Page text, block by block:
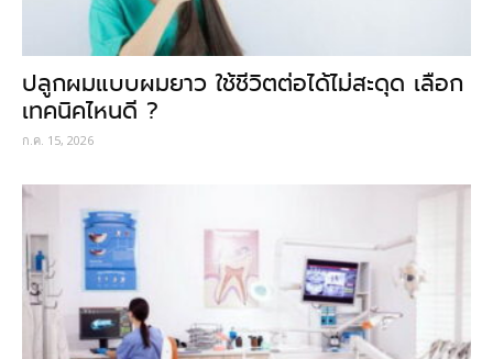
ปลูกผมแบบผมยาว ใช้ชีวิตต่อได้ไม่สะดุด เลือก
เทคนิคไหนดี ?
ก.ค. 15, 2026